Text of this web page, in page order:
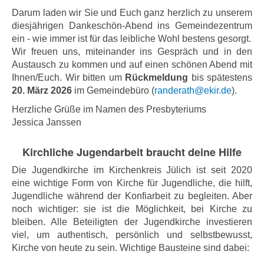
Darum laden wir Sie und Euch ganz herzlich zu unserem
diesjährigen Dankeschön-Abend ins Gemeindezentrum
ein - wie immer ist für das leibliche Wohl bestens gesorgt.
Wir freuen uns, miteinander ins Gespräch und in den
Austausch zu kommen und auf einen schönen Abend mit
Ihnen/Euch. Wir bitten um Rückmeldung bis spätestens
20. März 2026 im Gemeindebüro (randerath@ekir.de).
Herzliche Grüße im Namen des Presbyteriums
Jessica Janssen
Kirchliche Jugendarbeit braucht deine Hilfe
Die Jugendkirche im Kirchenkreis Jülich ist seit 2020
eine wichtige Form von Kirche für Jugendliche, die hilft,
Jugendliche während der Konfiarbeit zu begleiten. Aber
noch wichtiger: sie ist die Möglichkeit, bei Kirche zu
bleiben. Alle Beteiligten der Jugendkirche investieren
viel, um authentisch, persönlich und selbstbewusst,
Kirche von heute zu sein. Wichtige Bausteine sind dabei: